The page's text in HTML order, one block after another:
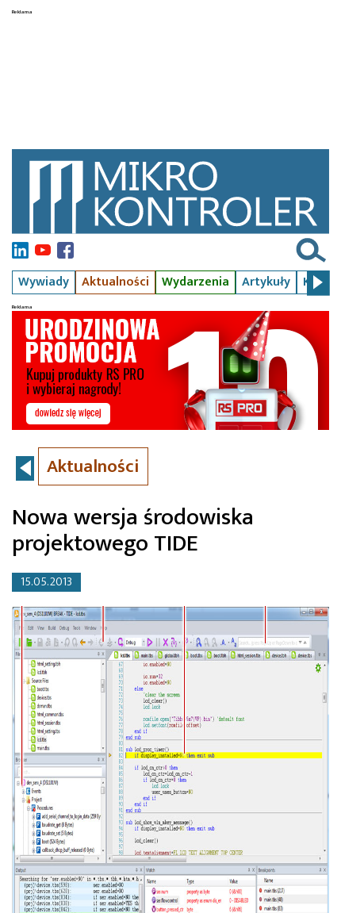
Wywiady Aktualności Wydarzenia Artykuły Kursy
Aktualności
Nowa wersja środowiska
projektowego TIDE
15.05.2013